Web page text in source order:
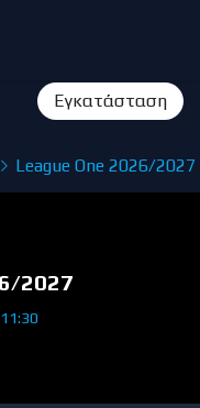
Εγκατάσταση
League One 2026/2027
2027